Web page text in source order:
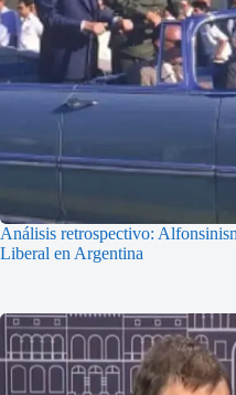
Análisis retrospectivo:
Liberal en Argentina